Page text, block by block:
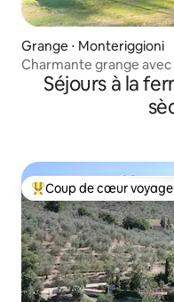
Grange ⋅ Monteriggioni
Charmante grange avec
Séjours à la
Coups de cœur
Coup de cœur